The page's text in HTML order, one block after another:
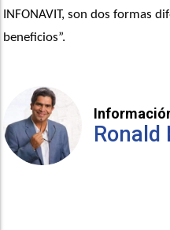
INFONAVIT, son dos formas
beneficios”.
Ronald